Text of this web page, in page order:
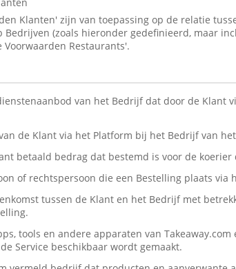
Klanten' zijn van toepassing op de relatie
(zoals hieronder gedefinieerd, maar
Restaurants'.
van het Bedrijf dat door de Klant
de Klant via het Platform bij het Bedrijf van
betaald bedrag dat bestemd is voor de koerier
of rechtspersoon die een Bestelling plaats via
tussen de Klant en het Bedrijf met
tools en andere apparaten van
Service beschikbaar wordt gemaakt.